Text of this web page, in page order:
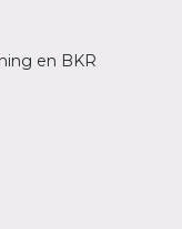
en BKR